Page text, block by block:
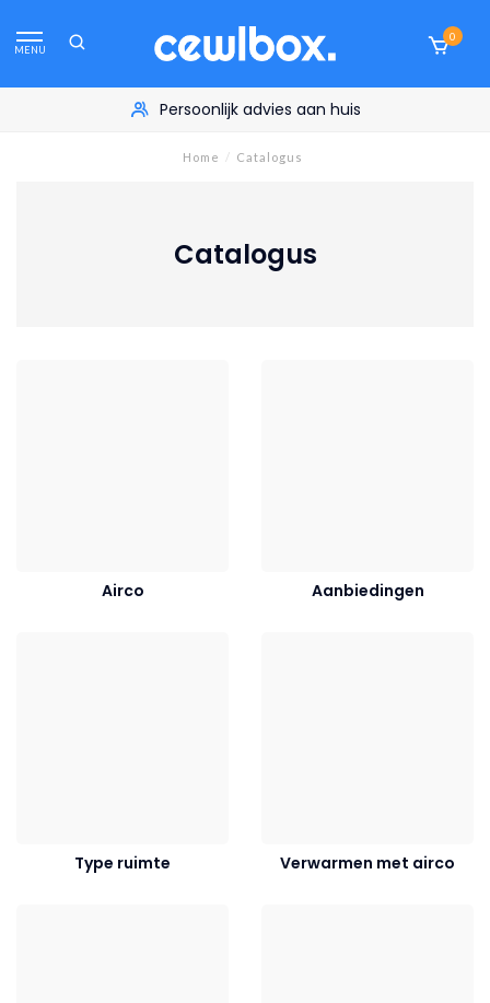
MENU
0
Persoonlijk advies aan huis
Home / Catalogus
Catalogus
Airco Aanbiedingen
Type ruimte Verwarmen met airco